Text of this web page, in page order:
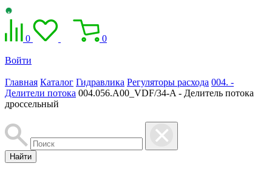
0 0
Войти
Главная Каталог Гидравлика Регуляторы расхода 004. -
Делители потока 004.056.A00_VDF/34-A - Делитель потока
дроссельный
Найти